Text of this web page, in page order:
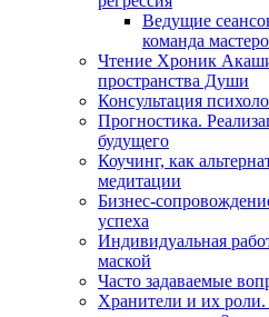
Ведущие
команда
Чтение Хроник
пространства Души
Консультация
Прогностика.
будущего
Коучинг, как
медитации
Бизнес-
успеха
Индивидуальная
маской
Часто задаваемые
Хранители и их